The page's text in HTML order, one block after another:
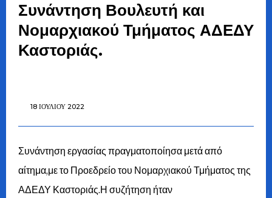
Συνάντηση Βουλευτή και
Νομαρχιακού Τμήματος ΑΔΕΔΥ
Καστοριάς.
18 ΙΟΥΛΊΟΥ 2022
Συνάντηση εργασίας πραγματοποίησα μετά από
αίτημα,με το Προεδρείο του Νομαρχιακού Τμήματος της
ΑΔΕΔΥ Καστοριάς.Η συζήτηση ήταν